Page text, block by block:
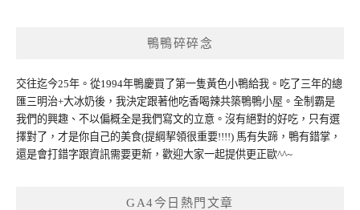
鴨鴨碎碎念
交往迄今25年。從1994年鴨慶買了第一隻黃色小鴨給我。吃了三年的總
匯三明治+大冰奶後，我決定跟著他吃香喝辣共築鴨鴨小屋。全制霸是
我們的興趣、不以偏概全是我們寫文的立意。沒有絕對的好吃，只有選
擇對了，才是你自己的美食(提綱挈領很重要!!!!) 馬有失蹄，鴨有錯掌，
還是會打錯字跟資訊需要更新，歡迎大家一起提供更正歐^^~
GA4今日熱門文章